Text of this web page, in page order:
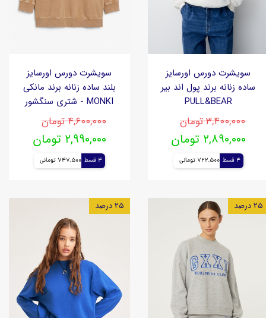
سویشرت دورس اورسایز
ساده زنانه برند پول اند بیر
PULL&BEAR
۳,۴۰۰,۰۰۰ تومان
۲,۸۹۰,۰۰۰ تومان
4 قسط 722,500 تومانی
سویشرت دورس اورسایز
بلند ساده زنانه برند مانکی
MONKI - شتری سنگشور
۴,۶۰۰,۰۰۰ تومان
۲,۹۹۰,۰۰۰ تومان
4 قسط 747,500 تومانی
۲۵ درصد ۲۵ درصد